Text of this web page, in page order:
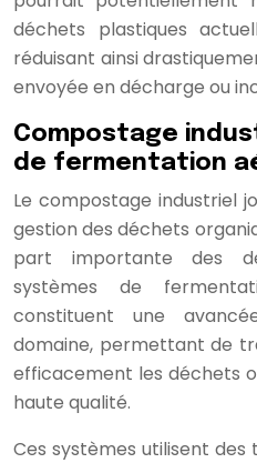
déchets plastiques
réduisant ainsi
envoyée en décharge ou
Compostage
de fermentation
Le compostage industriel
gestion des déchets
part importante des
systèmes de
constituent une
domaine, permettant de
efficacement les déchets
haute qualité.
Ces systèmes utilisent